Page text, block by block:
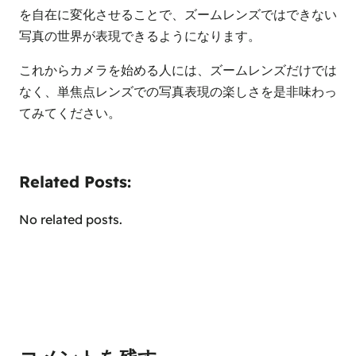
を自在に変化させることで、ズームレンズではできない
写真の世界が表現できるようになります。
これからカメラを始める人には、ズームレンズだけでは
なく、単焦点レンズでの写真表現の楽しさを是非味わっ
てみてください。
Related Posts:
No related posts.